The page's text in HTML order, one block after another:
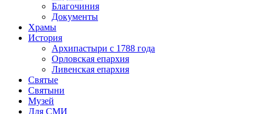
Благочиния
Документы
Храмы
История
Архипастыри с 1788 года
Орловская епархия
Ливенская епархия
Святые
Святыни
Музей
Для СМИ